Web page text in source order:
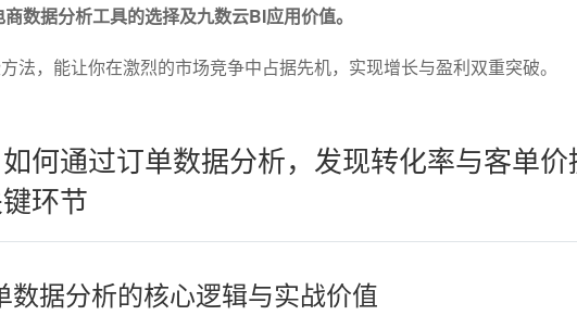
数据分析工具的选择及九数云BI应用价值。
法，能让你在激烈的市场竞争中占据先机，实现增长与盈利双重突破。
何通过订单数据分析，发现转化率与客单价
环节
数据分析的核心逻辑与实战价值